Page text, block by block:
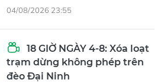
04/08/2026 23:55
18 GIỜ NGÀY 4-8: Xóa loạt
trạm dừng không phép trên
đèo Đại Ninh